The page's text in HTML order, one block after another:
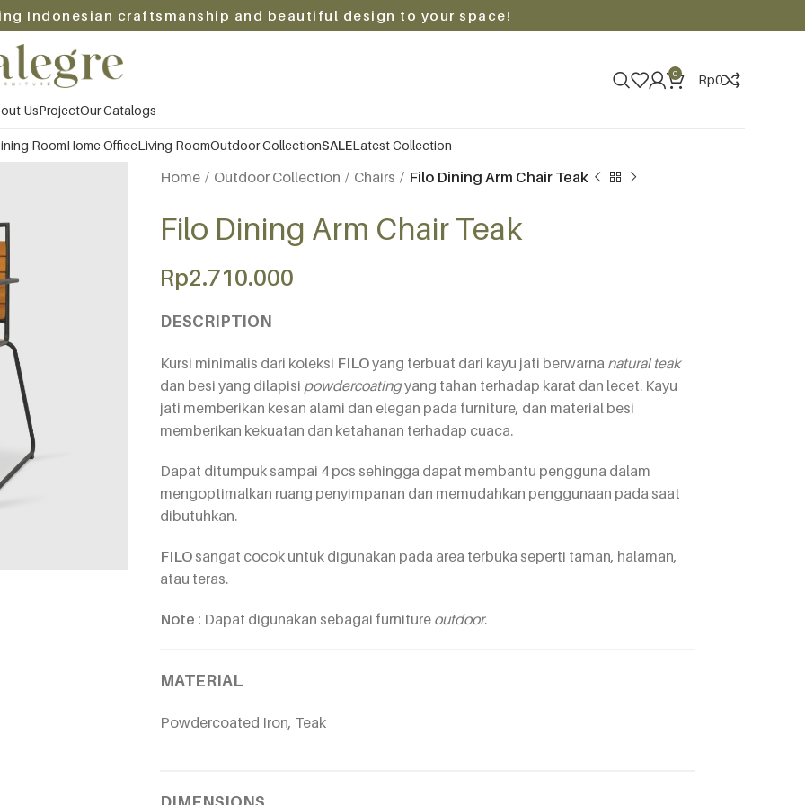
Indonesian craftsmanship and beautiful design to your space!
UsProjectOur Catalogs
0 Rp0
RoomHome OfficeLiving RoomOutdoor CollectionSALELatest Collection
Home Outdoor Collection Chairs Filo Dining Arm Chair Teak
Filo Dining Arm Chair Teak
Rp2.710.000
DESCRIPTION
Kursi minimalis dari koleksi FILOyang terbuat dari kayu jati berwarna natural teak
dan besi yang dilapisi powdercoatingyang tahan terhadap karat dan lecet. Kayu
jati memberikan kesan alami dan elegan pada furniture, dan material besi
memberikan kekuatan dan ketahanan terhadap cuaca.
Dapat ditumpuk sampai 4 pcs sehingga dapat membantu pengguna dalam
mengoptimalkan ruang penyimpanan dan memudahkan penggunaan pada saat
dibutuhkan.
FILOsangat cocok untuk digunakan pada area terbuka seperti taman, halaman,
atau teras.
Note : Dapat digunakan sebagai furniture outdoor.
MATERIAL
Powdercoated Iron, Teak